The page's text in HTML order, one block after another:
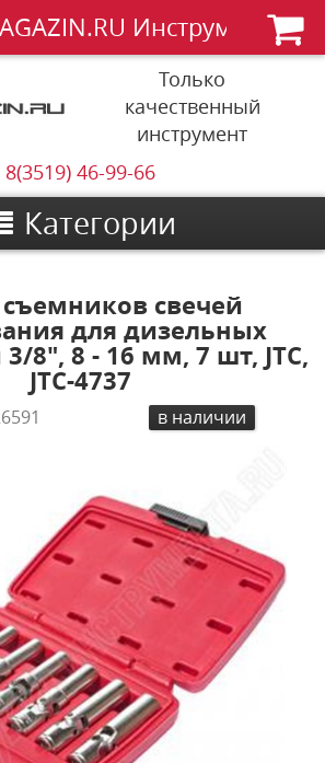
Инструменты
Только
качественный
инструмент
8(3519) 46-99-66
Категории
свечей
для дизельных
8", 8 - 16 мм, 7 шт, JTC,
JTC-4737
в наличии